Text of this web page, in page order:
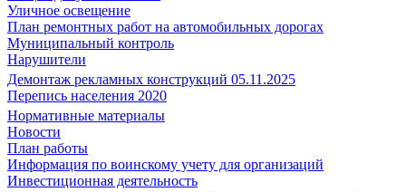
Уличное освещение
План ремонтных работ на автомобильных дорогах
Муниципальный контроль
Нарушители
Демонтаж рекламных конструкций 05.11.2025
Перепись населения 2020
Нормативные материалы
Новости
План работы
Информация по воинскому учету для организаций
Инвестиционная деятельность